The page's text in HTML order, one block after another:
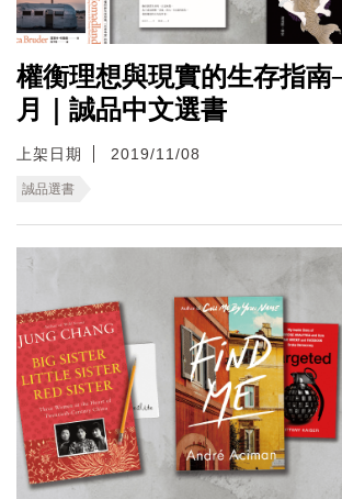
權衡理想與現實的生存指南
月｜誠品中文選書
上架日期 2019/11/08
誠品選書